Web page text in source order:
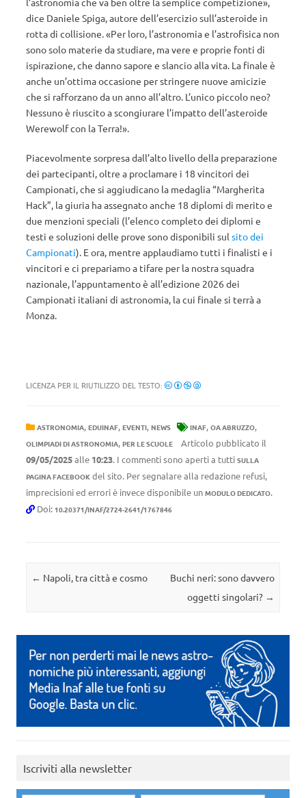
dice Daniele Spiga, autore dell’esercizio sull’asteroide in
rotta di collisione. «Per loro, l’astronomia e l’astrofisica non
sono solo materie da studiare, ma vere e proprie fonti di
ispirazione, che danno sapore e slancio alla vita. La finale è
anche un’ottima occasione per stringere nuove amicizie
che si rafforzano da un anno all’altro. L’unico piccolo neo?
Nessuno è riuscito a scongiurare l’impatto dell’asteroide
Werewolf con la Terra!».
Piacevolmente sorpresa dall’alto livello della preparazione
dei partecipanti, oltre a proclamare i 18 vincitori dei
Campionati, che si aggiudicano la medaglia “Margherita
Hack”, la giuria ha assegnato anche 18 diplomi di merito e
due menzioni speciali (l’elenco completo dei diplomi e
testi e soluzioni delle prove sono disponibili sul sito dei
Campionati). E ora, mentre applaudiamo tutti i finalisti e i
vincitori e ci prepariamo a tifare per la nostra squadra
nazionale, l’appuntamento è all’edizione 2026 dei
Campionati italiani di astronomia, la cui finale si terrà a
Monza.
LICENZA PER IL RIUTILIZZO DEL TESTO:
ASTRONOMIA, EDUINAF, EVENTI, NEWS INAF, OA ABRUZZO,
OLIMPIADI DI ASTRONOMIA, PER LE SCUOLE
Articolo pubblicato il
09/05/2025alle 10:23. I commenti sono aperti a tutti SULLA
PAGINA FACEBOOK del sito. Per segnalare alla redazione refusi,
imprecisioni ed errori è invece disponibile un MODULO DEDICATO.
Doi: 10.20371/INAF/2724-2641/1767846
Navigazione articolo
← Napoli, tra città e cosmo
Buchi neri: sono davvero
oggetti singolari? →
Iscriviti alla newsletter